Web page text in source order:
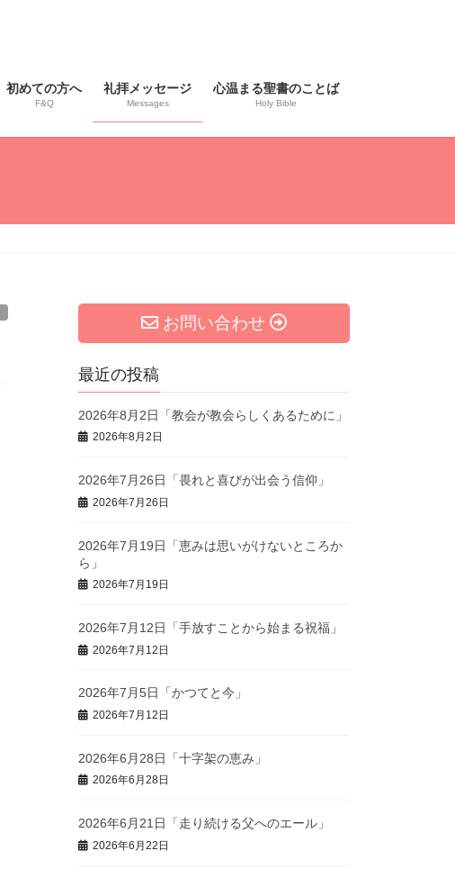
初めての方へ
F&Q
礼拝メッセージ
Messages
心温まる聖書のことば
Holy Bible
お問い合わせ
最近の投稿
2026年8月2日「教会が教会らしくあるために」
2026年8月2日
2026年7月26日「畏れと喜びが出会う信仰」
2026年7月26日
2026年7月19日「恵みは思いがけないところか
ら」
2026年7月19日
2026年7月12日「手放すことから始まる祝福」
2026年7月12日
2026年7月5日「かつてと今」
2026年7月12日
2026年6月28日「十字架の恵み」
2026年6月28日
2026年6月21日「走り続ける父へのエール」
2026年6月22日